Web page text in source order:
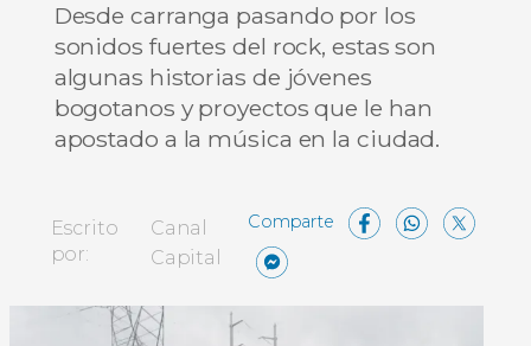
Desde carranga pasando por los
sonidos fuertes del rock, estas son
algunas historias de jóvenes
bogotanos y proyectos que le han
apostado a la música en la ciudad.
Escrito
por:
Canal
Capital